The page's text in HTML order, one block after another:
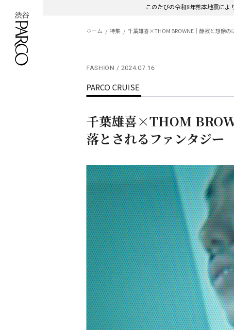
このたびの令和8年熊本地震によ
ホーム 特集 千葉雄喜×THOM BROWNE｜静寂と想像
FASHION 2024.07.16
PARCO CRUISE
千葉雄喜×THOM
落とされるファンタジー